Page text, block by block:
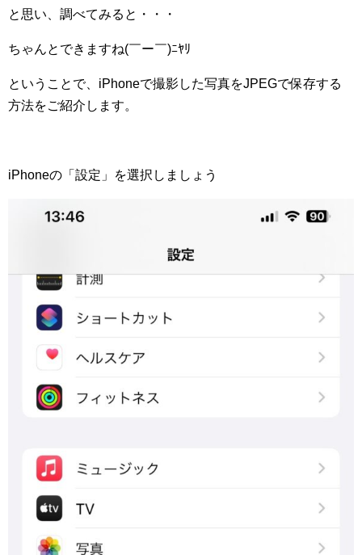
と思い、調べてみると・・・
ちゃんとできますね(￣ー￣)ﾆﾔﾘ
ということで、iPhoneで撮影した写真をJPEGで保存する
方法をご紹介します。
iPhoneの「設定」を選択しましょう